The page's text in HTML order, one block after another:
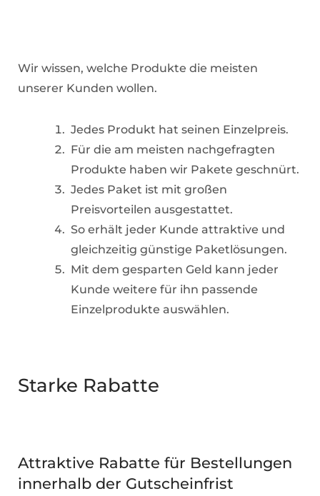
Wir wissen, welche Produkte die meisten
unserer Kunden wollen.
Jedes Produkt hat seinen Einzelpreis.
Für die am meisten nachgefragten
Produkte haben wir Pakete geschnürt.
Jedes Paket ist mit großen
Preisvorteilen ausgestattet.
So erhält jeder Kunde attraktive und
gleichzeitig günstige Paketlösungen.
Mit dem gesparten Geld kann jeder
Kunde weitere für ihn passende
Einzelprodukte auswählen.
Starke Rabatte
Attraktive Rabatte für Bestellungen
innerhalb der Gutscheinfrist